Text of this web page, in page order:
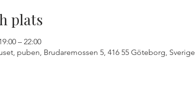
plats
– 22:00
puben, Brudaremossen 5, 416 55 Göteborg, Sverige